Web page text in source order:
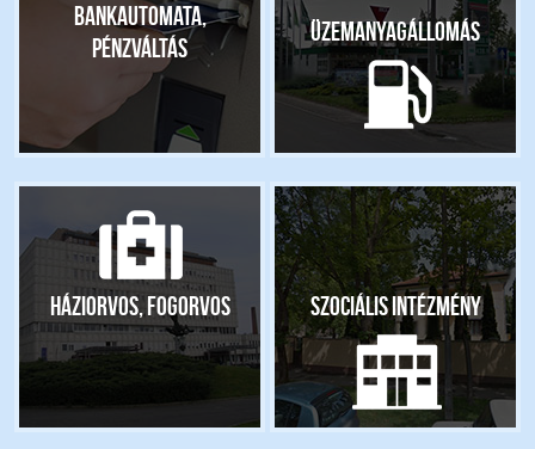
Bankautomata,
pénzváltás
Üzemanyagállomás
Háziorvos, fogorvos Szociális intézmény